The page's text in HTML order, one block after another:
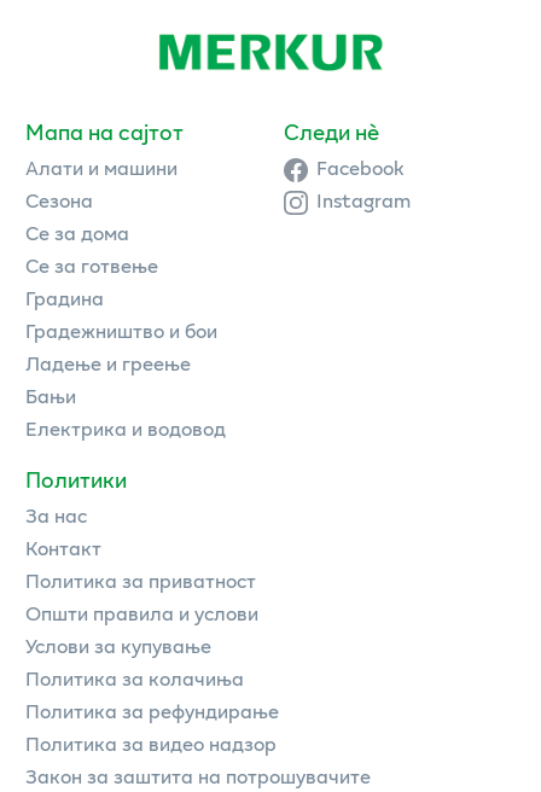
Мапа на сајтот
Алати и машини
Сезона
Се за дома
Се за готвење
Градина
Градежништво и бои
Ладење и греење
Бањи
Електрика и водовод
Политики
За нас
Контакт
Политика за приватност
Општи правила и услови
Услови за купување
Политика за колачиња
Политика за рефундирање
Политика за видео надзор
Закон за заштита на потрошувачите
Следи нè
Facebook
Instagram